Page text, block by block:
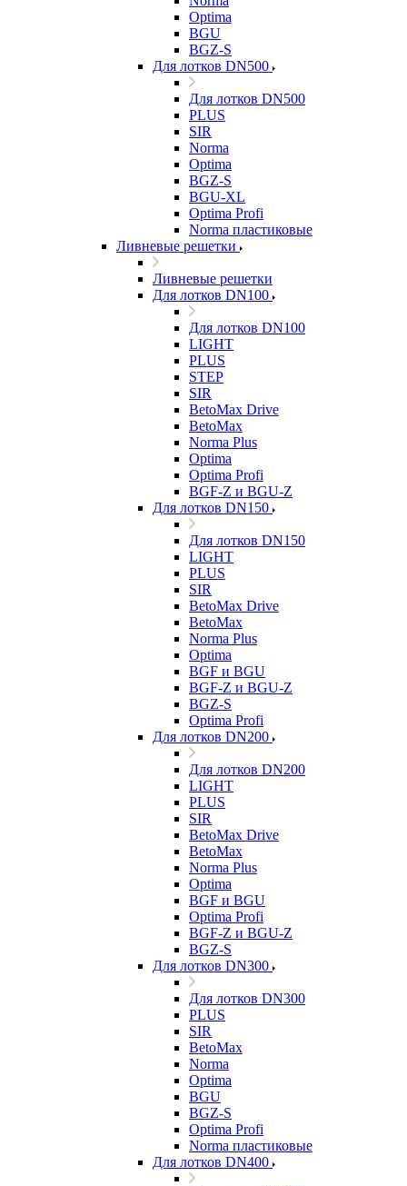
Optima
BGU
BGZ-S
Для лотков DN500
Для лотков DN500
PLUS
SIR
Norma
Optima
BGZ-S
BGU-XL
Optima Profi
Norma пластиковые
Ливневые решетки
Ливневые решетки
Для лотков DN100
Для лотков DN100
LIGHT
PLUS
STEP
SIR
BetoMax Drive
BetoMax
Norma Plus
Optima
Optima Profi
BGF-Z и BGU-Z
Для лотков DN150
Для лотков DN150
LIGHT
PLUS
SIR
BetoMax Drive
BetoMax
Norma Plus
Optima
BGF и BGU
BGF-Z и BGU-Z
BGZ-S
Optima Profi
Для лотков DN200
Для лотков DN200
LIGHT
PLUS
SIR
BetoMax Drive
BetoMax
Norma Plus
Optima
BGF и BGU
Optima Profi
BGF-Z и BGU-Z
BGZ-S
Для лотков DN300
Для лотков DN300
PLUS
SIR
BetoMax
Norma
Optima
BGU
BGZ-S
Optima Profi
Norma пластиковые
Для лотков DN400